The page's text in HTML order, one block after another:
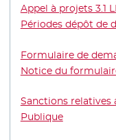
Appel à projets 3.1
Périodes dépôt de
Formulaire de
Notice du
Sanctions relatives
Publique- Nouvelle